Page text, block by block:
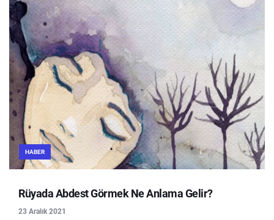
HABER
Rüyada Abdest Görmek Ne Anlama Gelir?
23 Aralık 2021